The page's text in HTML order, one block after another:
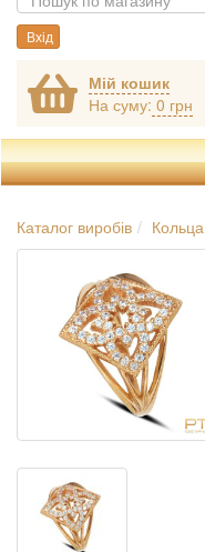
Вхід
Мій кошик
На суму: 0 грн
Каталог виробів Кольца